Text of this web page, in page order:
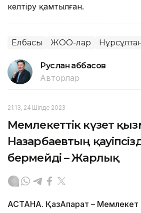
келтіру қамтылған.
Елбасы ЖОО-лар
Руслан Ғаббасов
Авторлар
21:13, 24 Шілде 2023
Мемлекеттік күзет
Назарбаевтың
бермейді – Жарлық
АСТАНА. ҚазАқпарат –